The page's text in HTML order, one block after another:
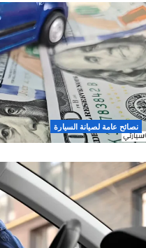
الموسمية
لصيانة السيارة